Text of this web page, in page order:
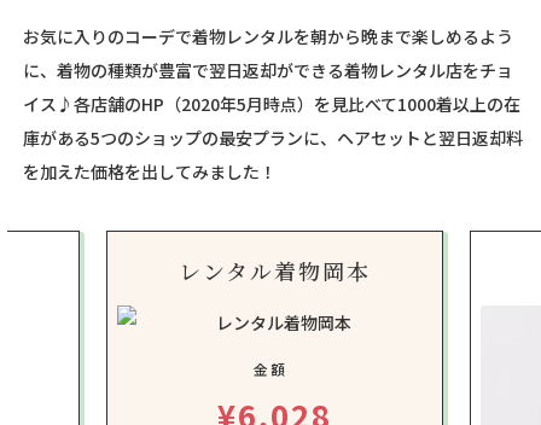
お気に入りのコーデで着物レンタルを朝から晩まで楽しめるよう
に、着物の種類が豊富で翌日返却ができる着物レンタル店をチョ
イス♪各店舗のHP（2020年5月時点）を見比べて1000着以上の在
庫がある5つのショップの最安プランに、ヘアセットと翌日返却料
を加えた価格を出してみました！
レンタル着物岡本
金額
¥6,028